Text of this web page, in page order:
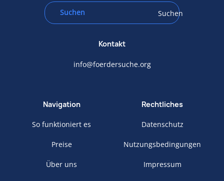
Suchen
Kontakt
info@foerdersuche.org
Navigation
So funktioniert es
Preise
Über uns
Rechtliches
Datenschutz
Nutzungsbedingungen
Impressum